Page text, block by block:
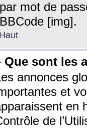
par mot de
BBCode [img].
Haut
Que sont les
annonces
et
en
de